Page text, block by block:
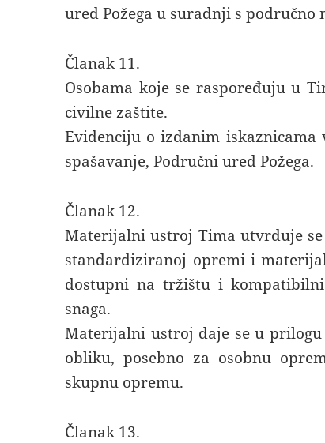
ured Požega u suradnji s
Članak 11.
Osobama koje se raspoređuju u
civilne zaštite.
Evidenciju o izdanim
spašavanje, Područni ured Požega.
Članak 12.
Materijalni ustroj Tima utvrđuje
standardiziranoj opremi i
dostupni na tržištu i
snaga.
Materijalni ustroj daje se u
obliku, posebno za osobnu
skupnu opremu.
Članak 13.